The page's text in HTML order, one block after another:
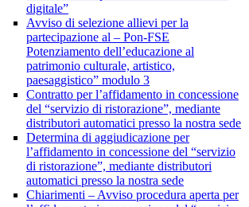
digitale”
Avviso di selezione allievi per la
partecipazione al – Pon-FSE
Potenziamento dell’educazione al
patrimonio culturale, artistico,
paesaggistico” modulo 3
Contratto per l’affidamento in concessione
del “servizio di ristorazione”, mediante
distributori automatici presso la nostra sede
Determina di aggiudicazione per
l’affidamento in concessione del “servizio
di ristorazione”, mediante distributori
automatici presso la nostra sede
Chiarimenti – Avviso procedura aperta per